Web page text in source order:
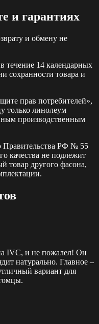
и гарантиях
и обмену не
течение 14 календарных
сохранности товара и
прав потребителей»,
только линолеум
производственным
Правительства РФ № 55
качества не подлежит
товар другого фасона,
IVC, и не пожалел! Он
натурально. Главное –
вариант для